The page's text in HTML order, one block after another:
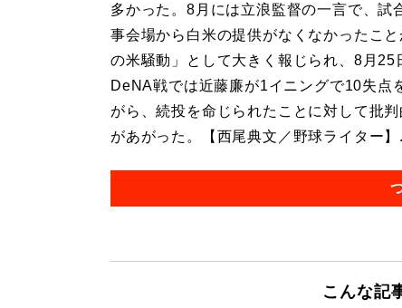
多かった。8月には立浪監督の一言で、試
事会場から白米の提供がなくなかったこ
の米騒動」として大きく報じられ、8月25
DeNA戦では近藤廉が1イニングで10失点
がら、続投を命じられたことに対して批
があがった。【西尾典文／野球ライター】
こんな記